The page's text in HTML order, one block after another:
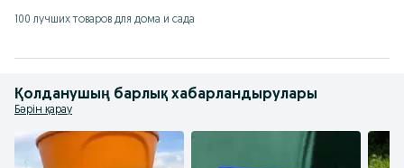
100 лучших товаров для дома и сада
Қолданушың барлық хабарландырулары
Бәрін қарау